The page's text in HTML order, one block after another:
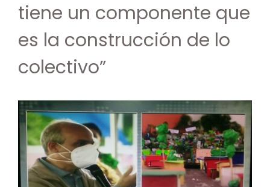
tiene un componente que
es la construcción de lo
colectivo”